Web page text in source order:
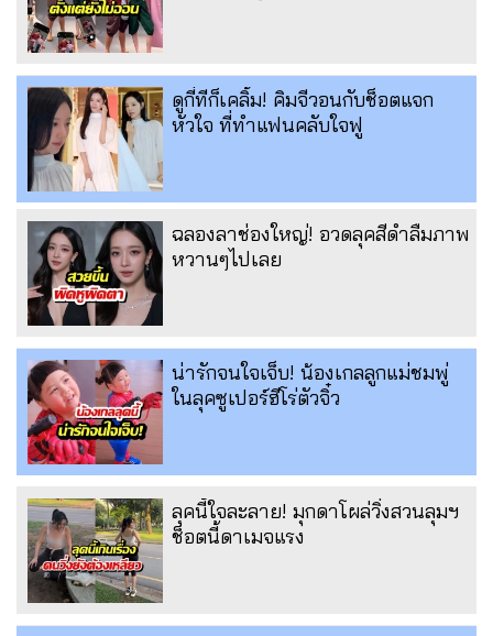
ดูกี่ทีก็เคลิ้ม! คิมจีวอนกับช็อตแจก
หัวใจ ที่ทำแฟนคลับใจฟู
ฉลองลาช่องใหญ่! อวดลุคสีดำลืมภาพ
หวานๆไปเลย
น่ารักจนใจเจ็บ! น้องเกลลูกแม่ชมพู่
ในลุคซูเปอร์ฮีโร่ตัวจิ๋ว
ลุคนี้ใจละลาย! มุกดาโผล่วิ่งสวนลุมฯ
ช็อตนี้ดาเมจแรง